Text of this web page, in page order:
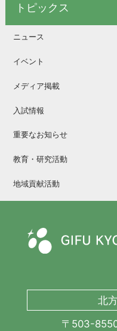
トピックス
ニュース
イベント
メディア掲載
入試情報
重要なお知らせ
教育・研究活動
地域貢献活動
北
〒503-